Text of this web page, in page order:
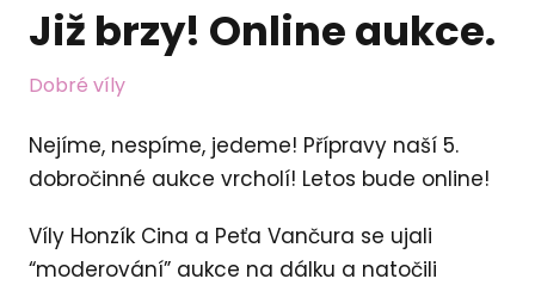
Již brzy! Online aukce.
Dobré víly
Nejíme, nespíme, jedeme! Přípravy naší 5.
dobročinné aukce vrcholí! Letos bude online!
Víly Honzík Cina a Peťa Vančura se ujali
“moderování” aukce na dálku a natočili